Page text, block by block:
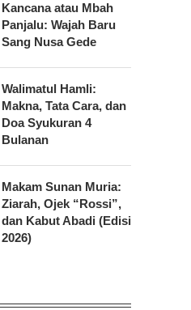
Kancana atau Mbah
Panjalu: Wajah Baru
Sang Nusa Gede
Walimatul Hamli:
Makna, Tata Cara, dan
Doa Syukuran 4
Bulanan
Makam Sunan Muria:
Ziarah, Ojek “Rossi”,
dan Kabut Abadi (Edisi
2026)